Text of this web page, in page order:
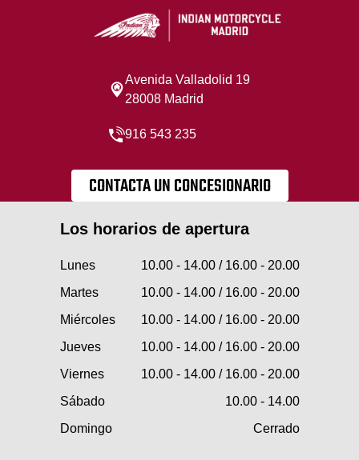
Avenida Valladolid 19
28008 Madrid
916 543 235
CONTACTA UN CONCESIONARIO
Los horarios de apertura
Lunes
10.00 - 14.00 / 16.00 - 20.00
Martes
10.00 - 14.00 / 16.00 - 20.00
Miércoles
10.00 - 14.00 / 16.00 - 20.00
Jueves
10.00 - 14.00 / 16.00 - 20.00
Viernes
10.00 - 14.00 / 16.00 - 20.00
Sábado
10.00 - 14.00
Domingo
Cerrado